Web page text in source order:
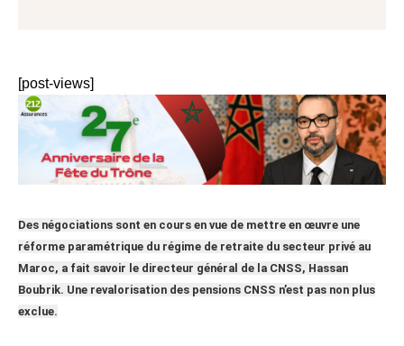
[post-views]
Des négociations sont en cours en vue de mettre en œuvre une
réforme paramétrique du régime de retraite du secteur privé au
Maroc, a fait savoir le directeur général de la CNSS, Hassan
Boubrik. Une revalorisation des pensions CNSS n’est pas non plus
exclue.